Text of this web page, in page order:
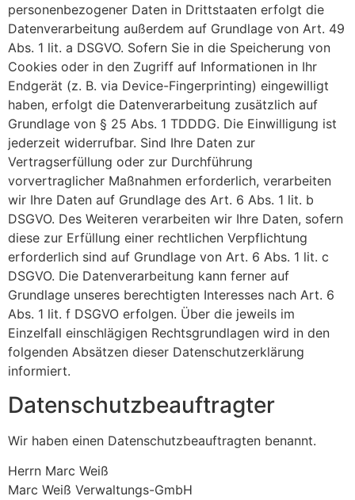
personenbezogener Daten in Drittstaaten erfolgt die
Datenverarbeitung außerdem auf Grundlage von Art. 49
Abs. 1 lit. a DSGVO. Sofern Sie in die Speicherung von
Cookies oder in den Zugriff auf Informationen in Ihr
Endgerät (z. B. via Device-Fingerprinting) eingewilligt
haben, erfolgt die Datenverarbeitung zusätzlich auf
Grundlage von § 25 Abs. 1 TDDDG. Die Einwilligung ist
jederzeit widerrufbar. Sind Ihre Daten zur
Vertragserfüllung oder zur Durchführung
vorvertraglicher Maßnahmen erforderlich, verarbeiten
wir Ihre Daten auf Grundlage des Art. 6 Abs. 1 lit. b
DSGVO. Des Weiteren verarbeiten wir Ihre Daten, sofern
diese zur Erfüllung einer rechtlichen Verpflichtung
erforderlich sind auf Grundlage von Art. 6 Abs. 1 lit. c
DSGVO. Die Datenverarbeitung kann ferner auf
Grundlage unseres berechtigten Interesses nach Art. 6
Abs. 1 lit. f DSGVO erfolgen. Über die jeweils im
Einzelfall einschlägigen Rechtsgrundlagen wird in den
folgenden Absätzen dieser Datenschutzerklärung
informiert.
Datenschutz­beauftragter
Wir haben einen Datenschutzbeauftragten benannt.
Herrn Marc Weiß
Marc Weiß Verwaltungs-GmbH